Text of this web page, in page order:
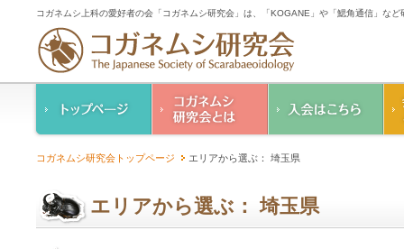
コガネムシ上科の愛好者の会「コガネムシ研究会」は、「KOGANE」や「鰓角通信」な
ご案内
幹事紹介
コガネムシ研究会トップページ エリアから選ぶ： 埼玉県
エリアから選ぶ： 埼玉県